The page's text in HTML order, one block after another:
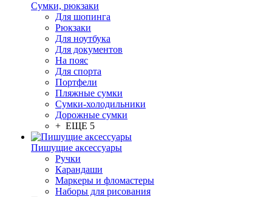
Сумки, рюкзаки
Для шопинга
Рюкзаки
Для ноутбука
Для документов
На пояс
Для спорта
Портфели
Пляжные сумки
Сумки-холодильники
Дорожные сумки
+ ЕЩЕ 5
Пишущие аксессуары
Ручки
Карандаши
Маркеры и фломастеры
Наборы для рисования